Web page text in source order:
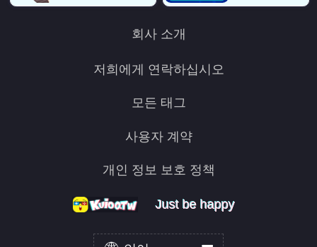
회사 소개
저희에게 연락하십시오
모든 태그
사용자 계약
개인 정보 보호 정책
Just be happy
Just be happy
Just be happy